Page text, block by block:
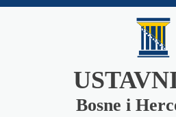
Bosne i